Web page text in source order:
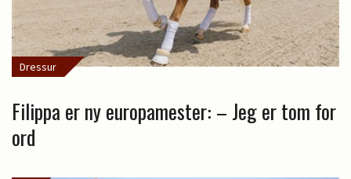
Dressur
Filippa er ny europamester: – Jeg er tom for
ord